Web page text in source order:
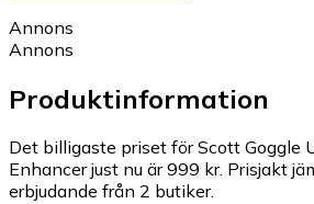
Annons
Annons
Produktinformation
Det billigaste priset för Scott Goggle
Enhancer just nu är 999 kr. Prisjakt
erbjudande från 2 butiker.